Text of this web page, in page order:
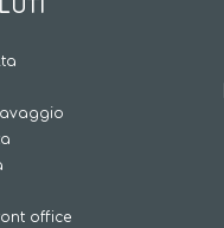
office